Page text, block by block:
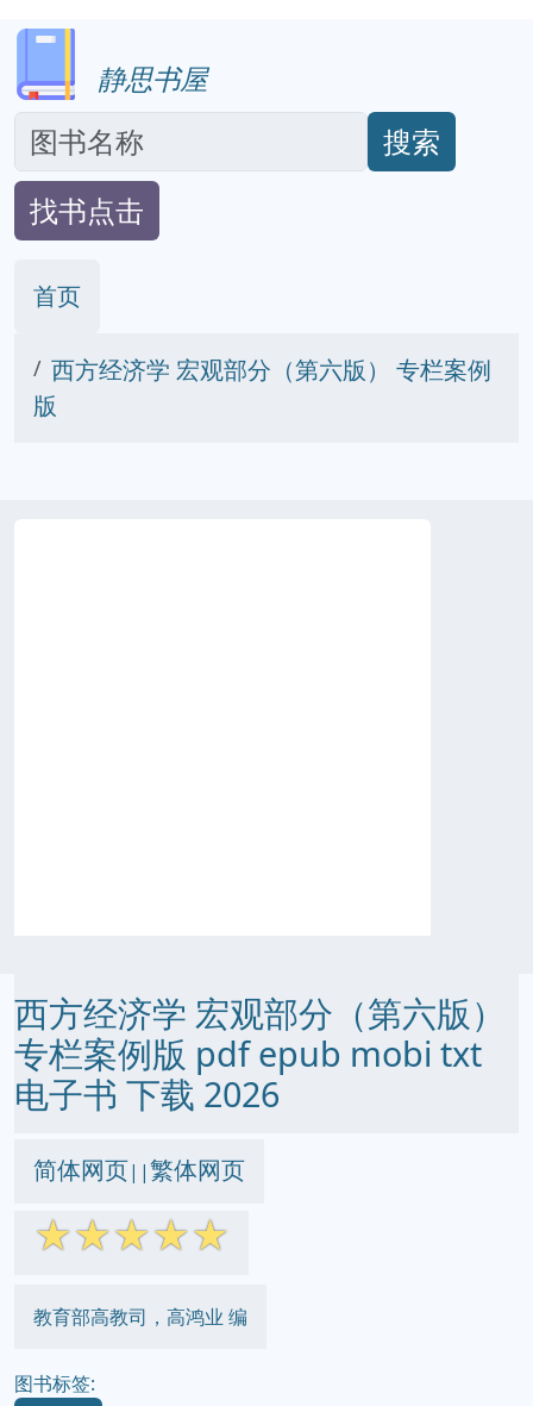
静思书屋
搜索
找书点击
首页
西方经济学 宏观部分（第六版） 专栏案例
版
西方经济学 宏观部分（第六版）
专栏案例版 pdf epub mobi txt
电子书 下载 2026
简体网页||繁体网页
☆☆☆☆☆
教育部高教司，高鸿业 编
图书标签: